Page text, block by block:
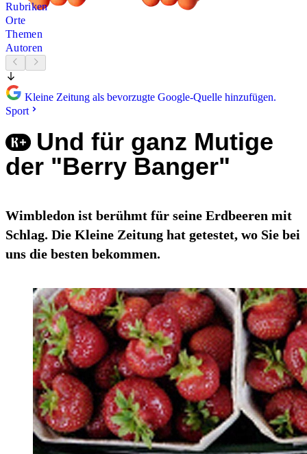
Rubriken
Orte
Themen
Autoren
Kleine Zeitung als bevorzugte Google-Quelle hinzufügen.
Sport
Und für ganz Mutige
der "Berry Banger"
Wimbledon ist berühmt für seine Erdbeeren mit
Schlag. Die Kleine Zeitung hat getestet, wo Sie bei
uns die besten bekommen.